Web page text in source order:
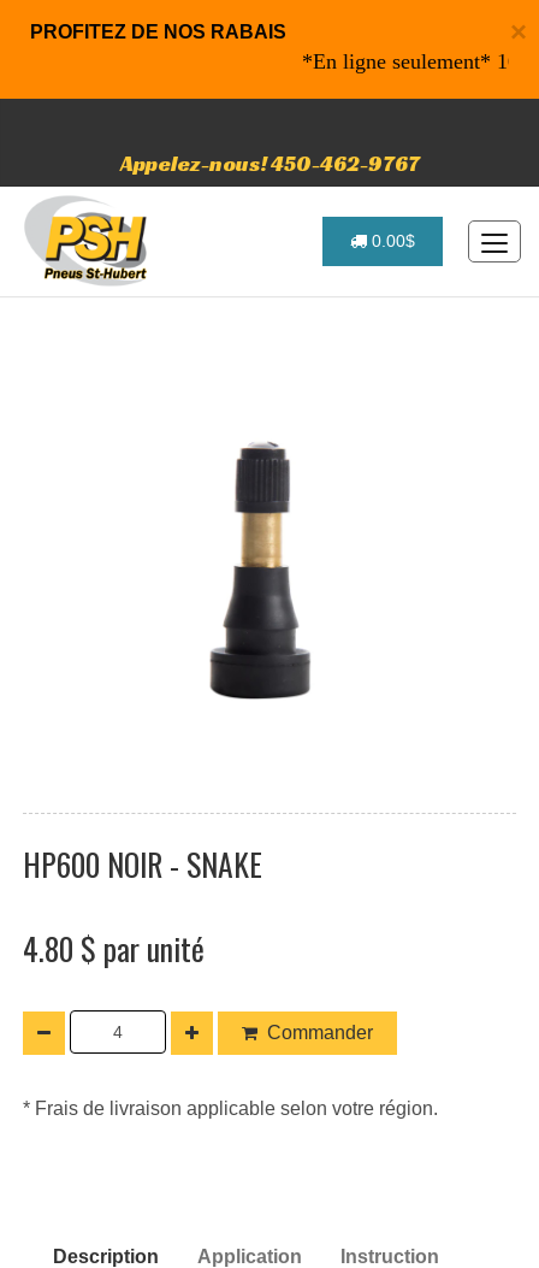
×
PROFITEZ DE NOS RABAIS
*En ligne seulement* 10%
Appelez-nous! 450-462-9767
0.00$
HP600 NOIR - SNAKE
4.80 $ par unité
Commander
* Frais de livraison applicable selon votre région.
Description Application Instruction